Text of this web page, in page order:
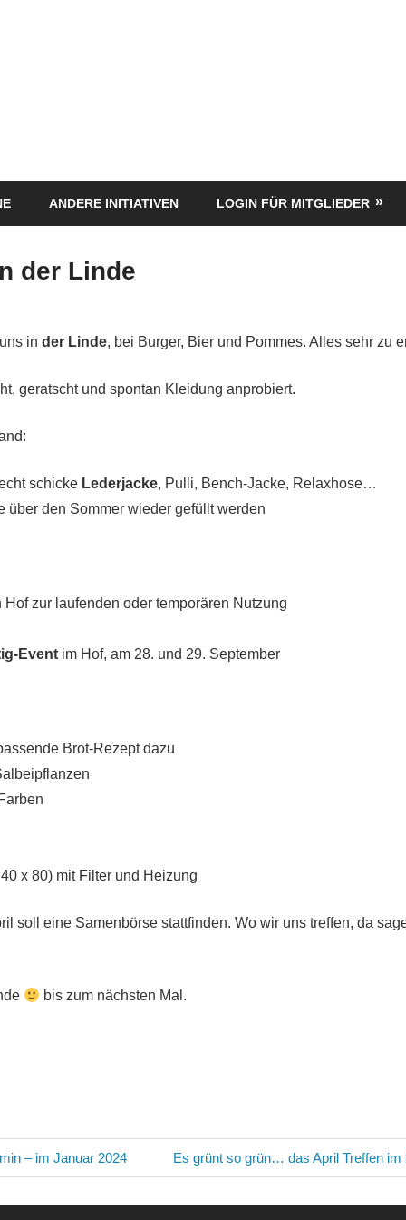
ANDERE INITIATIVEN LOGIN FÜR MITGLIEDER
der Linde
inder Linde, bei Burger, Bier und Pommes. Alles sehr zu
geratscht und spontan Kleidung anprobiert.
schicke Lederjacke, Pulli, Bench-Jacke, Relaxhose…
über den Sommer wieder gefüllt werden
Hof zur laufenden oder temporären Nutzung
Event im Hof, am 28. und 29. September
Brot-Rezept dazu
x 80) mit Filter und Heizung
soll eine Samenbörse stattfinden. Wo wir uns treffen, da
bis zum nächsten Mal.
– im Januar 2024
Nächster
Beitrag:
Es grünt so grün… das April Treffen im